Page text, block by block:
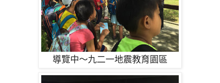
導覽中～九二一地震教育園區